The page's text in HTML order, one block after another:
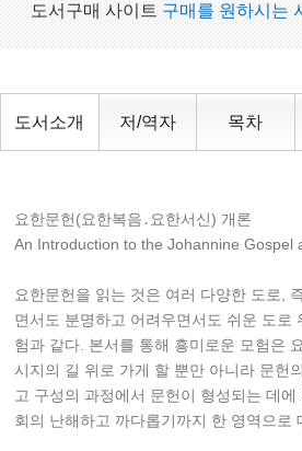
도서구매 사이트 구매를 원하시는
도서소개 저/역자 목차
요한문헌(요한복음․요한서신) 개론
An Introduction to the Johannine Gospel
요한문헌을 읽는 것은 여러 다양한 도로,
면서도 분명하고 어려우면서도 쉬운 도로
험과 같다. 본서를 통해 흥미로운 모험은
시지의 길 위로 가게 할 뿐만 아니라 문헌
고 구성의 과정에서 문헌이 형성되는 데
회의 난해하고 까다롭기까지 한 영역으로